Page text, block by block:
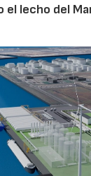
el lecho del